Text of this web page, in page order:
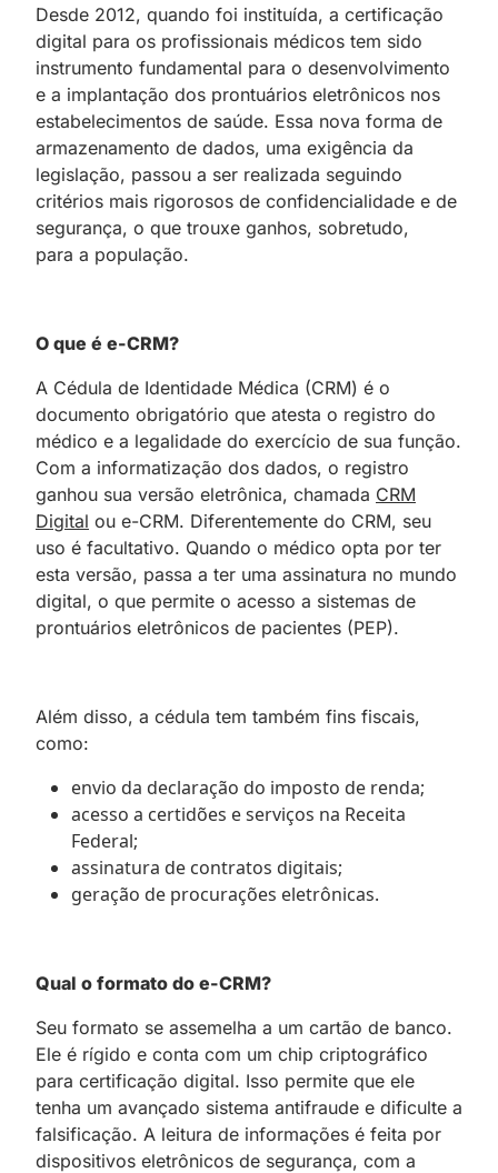
Desde 2012, quando foi instituída, a certificação
digital para os profissionais médicos tem sido
instrumento fundamental para o desenvolvimento
e a implantação dos prontuários eletrônicos nos
estabelecimentos de saúde. Essa nova forma de
armazenamento de dados, uma exigência da
legislação, passou a ser realizada seguindo
critérios mais rigorosos de confidencialidade e de
segurança, o que trouxe ganhos, sobretudo,
para a população.
O que é e-CRM?
A Cédula de Identidade Médica (CRM) é o
documento obrigatório que atesta o registro do
médico e a legalidade do exercício de sua função.
Com a informatização dos dados, o registro
ganhou sua versão eletrônica, chamada CRM
Digital ou e-CRM. Diferentemente do CRM, seu
uso é facultativo. Quando o médico opta por ter
esta versão, passa a ter uma assinatura no mundo
digital, o que permite o acesso a sistemas de
prontuários eletrônicos de pacientes (PEP).
Além disso, a cédula tem também fins fiscais,
como:
envio da declaração do imposto de renda;
acesso a certidões e serviços na Receita
Federal;
assinatura de contratos digitais;
geração de procurações eletrônicas.
Qual o formato do e-CRM?
Seu formato se assemelha a um cartão de banco.
Ele é rígido e conta com um chip criptográfico
para certificação digital. Isso permite que ele
tenha um avançado sistema antifraude e dificulte a
falsificação. A leitura de informações é feita por
dispositivos eletrônicos de segurança, com a